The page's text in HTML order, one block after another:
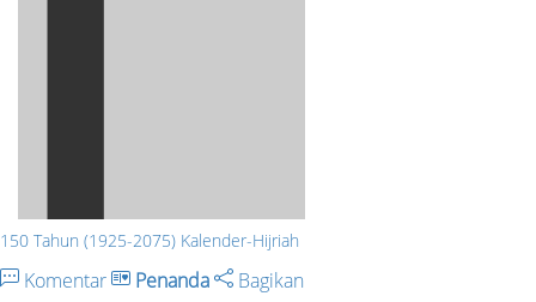
150 Tahun (1925-2075) Kalender-Hijriah
Komentar Penanda Bagikan